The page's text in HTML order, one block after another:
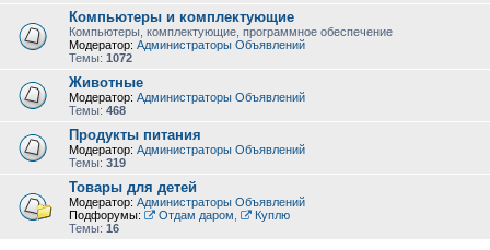
Компьютеры и комплектующие
Компьютеры, комплектующие, программное обеспечение
Модератор: Администраторы Объявлений
Темы: 1072
Животные
Модератор: Администраторы Объявлений
Темы: 468
Продукты питания
Модератор: Администраторы Объявлений
Темы: 319
Товары для детей
Модератор: Администраторы Объявлений
Подфорумы:
Отдам даром
Куплю
Темы: 16